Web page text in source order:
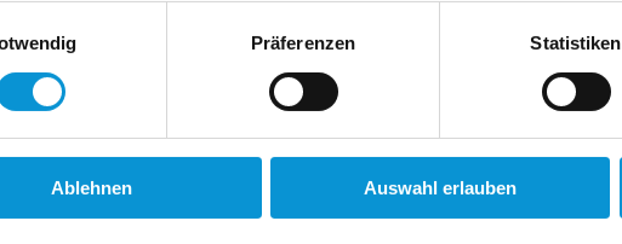
Präferenzen Statistiken
Ablehnen Auswahl erlauben
Nachricht per Mail zusenden
anfordern
Datenschutzhinweise
gelesen und bin damit einverstanden.